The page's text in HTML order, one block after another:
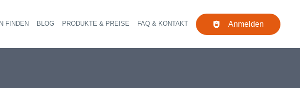
Haupt-Navigation
FINDEN BLOG PRODUKTE & PREISE FAQ & KONTAKT Anmelden